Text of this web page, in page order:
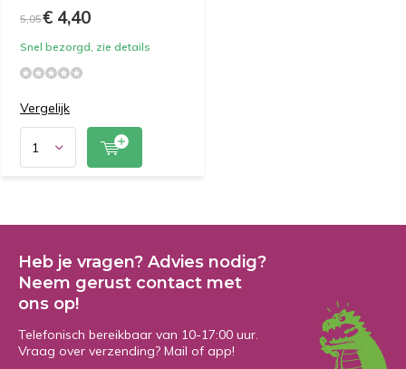
5,05€ 4,40
Snel bezorgd, zie details
Vergelijk
Heb je vragen? Advies nodig?
Neem gerust contact met
ons op!
Telefonisch bereikbaar van 10-17:00 uur.
Vraag over verzending? Mail of app!